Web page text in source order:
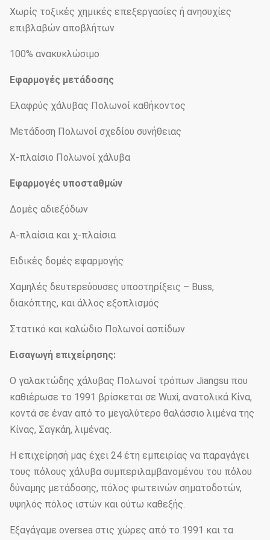
Χωρίς τοξικές χημικές επεξεργασίες ή ανησυχίες
επιβλαβών αποβλήτων
100% ανακυκλώσιμο
Εφαρμογές μετάδοσης
Ελαφρύς χάλυβας Πολωνοί καθήκοντος
Μετάδοση Πολωνοί σχεδίου συνήθειας
Χ-πλαίσιο Πολωνοί χάλυβα
Εφαρμογές υποσταθμών
Δομές αδιεξόδων
Α-πλαίσια και χ-πλαίσια
Ειδικές δομές εφαρμογής
Χαμηλές δευτερεύουσες υποστηρίξεις – Buss,
διακόπτης, και άλλος εξοπλισμός
Στατικό και καλώδιο Πολωνοί ασπίδων
Εισαγωγή επιχείρησης:
Ο γαλακτώδης χάλυβας Πολωνοί τρόπων Jiangsu που
καθιέρωσε το 1991 βρίσκεται σε Wuxi, ανατολικά Κίνα,
κοντά σε έναν από το μεγαλύτερο θαλάσσιο λιμένα της
Κίνας, Σαγκάη, λιμένας.
Η επιχείρησή μας έχει 24 έτη εμπειρίας να παραγάγει
τους πόλους χάλυβα συμπεριλαμβανομένου του πόλου
δύναμης μετάδοσης, πόλος φωτεινών σηματοδοτών,
υψηλός πόλος ιστών και ούτω καθεξής.
Εξαγάγαμε oversea στις χώρες από το 1991 και τα